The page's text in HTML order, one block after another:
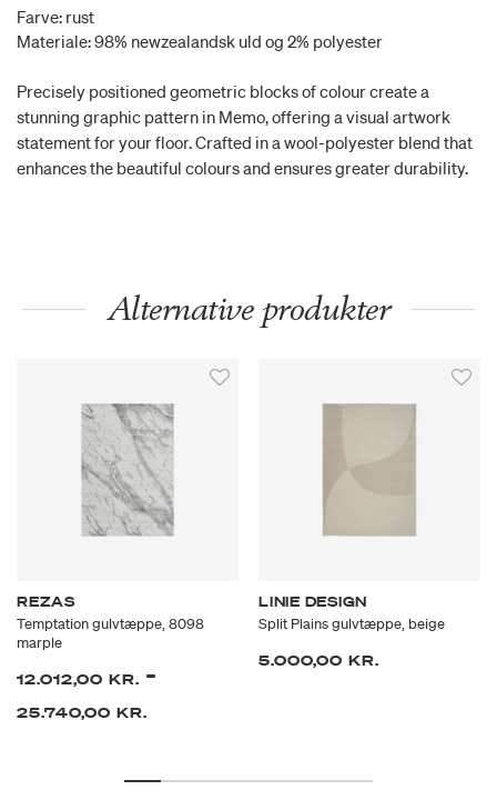
Farve: rust
Materiale: 98% newzealandsk uld og 2% polyester
Precisely positioned geometric blocks of colour create a
stunning graphic pattern in Memo, offering a visual artwork
statement for your floor. Crafted in a wool-polyester blend that
enhances the beautiful colours and ensures greater durability.
Alternative produkter
REZAS
Temptation gulvtæppe, 8098
marple
12.012,00 KR. -
25.740,00 KR.
LINIE DESIGN
Split Plains gulvtæppe, beige
5.000,00 KR.